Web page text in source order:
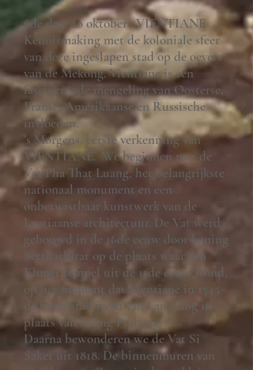
6de dag, 20 oktober : VIENTIANE
Kennismaking met de koloniale sfeer
van deze ingeslapen stad op de oevers
van de Mekong. Vientiane is een
fascinerende mengeling van Oosterse,
Franse, Amerikaanse en Russische
invloeden.
’s Morgens, eerste verkenning van
VIENTIANE. We beginnen met de
Vat Pha That Luang, het belangrijkste
nationaal monument en een
onbetwistbaar kunstwerk van de
Laotiaanse architectuur. De Vat werd
gebouwd in de 16de eeuw door koning
Setthathirat op de plaats waar een
Khmer tempel uit de 11de eeuw stond,
op het moment dat Vientiane in 1545
de hoofdstad werd van Lan Xang in
plaats van Luang Prabang.
Daarna bewonderen we de Vat Si
Saket uit 1818. De binnenmuren van